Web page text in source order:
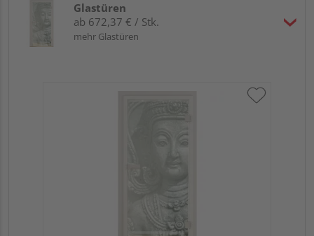
Glastüren
ab 672,37 € / Stk.
mehr Glastüren